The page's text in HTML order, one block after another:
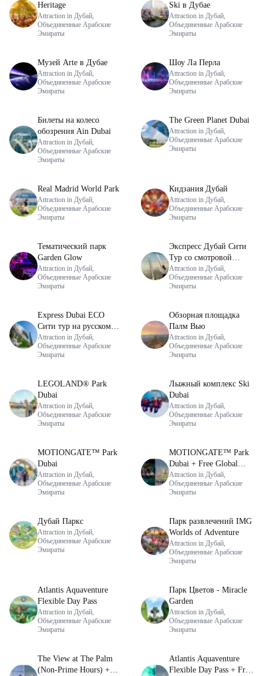
Heritage
Attraction in Дубай,
Объединенные Арабские
Эмираты
Ski в Дубае
Attraction in Дубай,
Объединенные Арабские
Эмираты
Музей Arte в Дубае
Attraction in Дубай,
Объединенные Арабские
Эмираты
Шоу Ла Перла
Attraction in Дубай,
Объединенные Арабские
Эмираты
Билеты на колесо
обозрения Ain Dubai
Attraction in Дубай,
Объединенные Арабские
Эмираты
The Green Planet Dubai
Attraction in Дубай,
Объединенные Арабские
Эмираты
Real Madrid World Park
Attraction in Дубай,
Объединенные Арабские
Эмираты
Кидзания Дубай
Attraction in Дубай,
Объединенные Арабские
Эмираты
Тематический парк
Garden Glow
Attraction in Дубай,
Объединенные Арабские
Эмираты
Экспресс Дубай Сити
Тур со смотровой
площадкой Palm View
на Русском языке
Attraction in Дубай,
Объединенные Арабские
Эмираты
Express Dubai ECO
Сити тур на русском
языке
Attraction in Дубай,
Объединенные Арабские
Эмираты
Обзорная площадка
Палм Вью
Attraction in Дубай,
Объединенные Арабские
Эмираты
LEGOLAND® Park
Dubai
Attraction in Дубай,
Объединенные Арабские
Эмираты
Лыжный комплекс Ski
Dubai
Attraction in Дубай,
Объединенные Арабские
Эмираты
MOTIONGATE™ Park
Dubai
Attraction in Дубай,
Объединенные Арабские
Эмираты
MOTIONGATE™ Park
Dubai + Free Global
Village (Any Day)
Attraction in Дубай,
Объединенные Арабские
Эмираты
Дубай Паркс
Attraction in Дубай,
Объединенные Арабские
Эмираты
Парк развлечений IMG
Worlds of Adventure
Attraction in Дубай,
Объединенные Арабские
Эмираты
Atlantis Aquaventure
Flexible Day Pass
Attraction in Дубай,
Объединенные Арабские
Эмираты
Парк Цветов - Miracle
Garden
Attraction in Дубай,
Объединенные Арабские
Эмираты
The View at The Palm
(Non-Prime Hours) +
Atlantis Aquaventure
Flexible Day Pass + Free